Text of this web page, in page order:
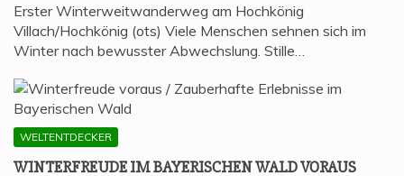
Erster Winterweitwanderweg am Hochkönig
Villach/Hochkönig (ots) Viele Menschen sehnen sich im
Winter nach bewusster Abwechslung. Stille…
WELTENTDECKER
WIN­TER­FREU­DE IM BAYE­RI­SCHEN WALD VORAUS